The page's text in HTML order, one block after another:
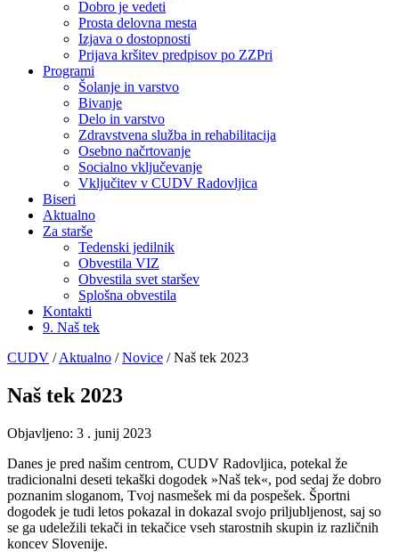
Dobro je vedeti
Prosta delovna mesta
Izjava o dostopnosti
Prijava kršitev predpisov po ZZPri
Programi
Šolanje in varstvo
Bivanje
Delo in varstvo
Zdravstvena služba in rehabilitacija
Osebno načrtovanje
Socialno vključevanje
Vključitev v CUDV Radovljica
Biseri
Aktualno
Za starše
Tedenski jedilnik
Obvestila VIZ
Obvestila svet staršev
Splošna obvestila
Kontakti
9. Naš tek
CUDV /Aktualno /Novice /Naš tek 2023
Naš tek 2023
Objavljeno: 3 . junij 2023
Danes je pred našim centrom, CUDV Radovljica, potekal že
tradicionalni deseti tekaški dogodek »Naš tek«, pod sedaj že dobro
poznanim sloganom, Tvoj nasmešek mi da pospešek. Športni
dogodek je tudi letos pokazal in dokazal svojo priljubljenost, saj so
se ga udeležili tekači in tekačice vseh starostnih skupin iz različnih
koncev Slovenije.